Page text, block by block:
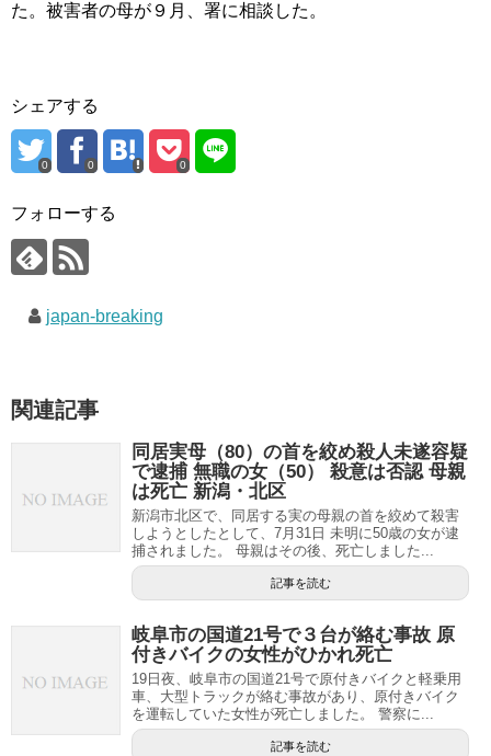
た。被害者の母が９月、署に相談した。
シェアする
0 0 0
フォローする
japan-breaking
関連記事
同居実母（80）の首を絞め殺人未遂容疑
で逮捕 無職の女（50） 殺意は否認 母親
は死亡 新潟・北区
新潟市北区で、同居する実の母親の首を絞めて殺害
しようとしたとして、7月31日 未明に50歳の女が逮
捕されました。 母親はその後、死亡しました...
記事を読む
岐阜市の国道21号で３台が絡む事故 原
付きバイクの女性がひかれ死亡
19日夜、岐阜市の国道21号で原付きバイクと軽乗用
車、大型トラックが絡む事故があり、原付きバイク
を運転していた女性が死亡しました。 警察に...
記事を読む